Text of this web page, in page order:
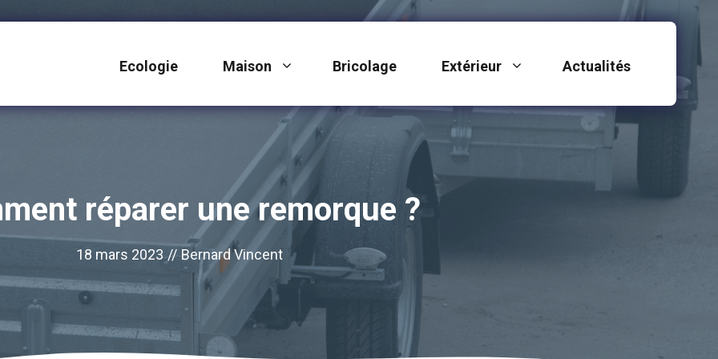
Ecologie Maison Bricolage Extérieur Actualités
réparer une remorque ?
18 mars 2023 // Bernard Vincent